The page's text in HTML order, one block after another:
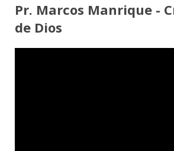
Pr. Marcos Manrique -
de Dios